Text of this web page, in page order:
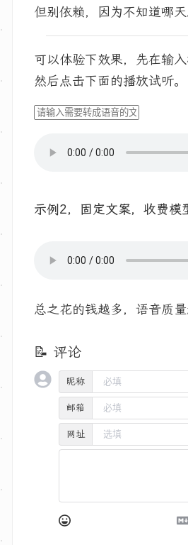
但别依赖，因为不知道哪天
可以体验下效果，先在输入
然后点击下面的播放试听。
示例2，固定文案，收费模
总之花的钱越多，语音质量
📝 评论
昵称
邮箱
网址